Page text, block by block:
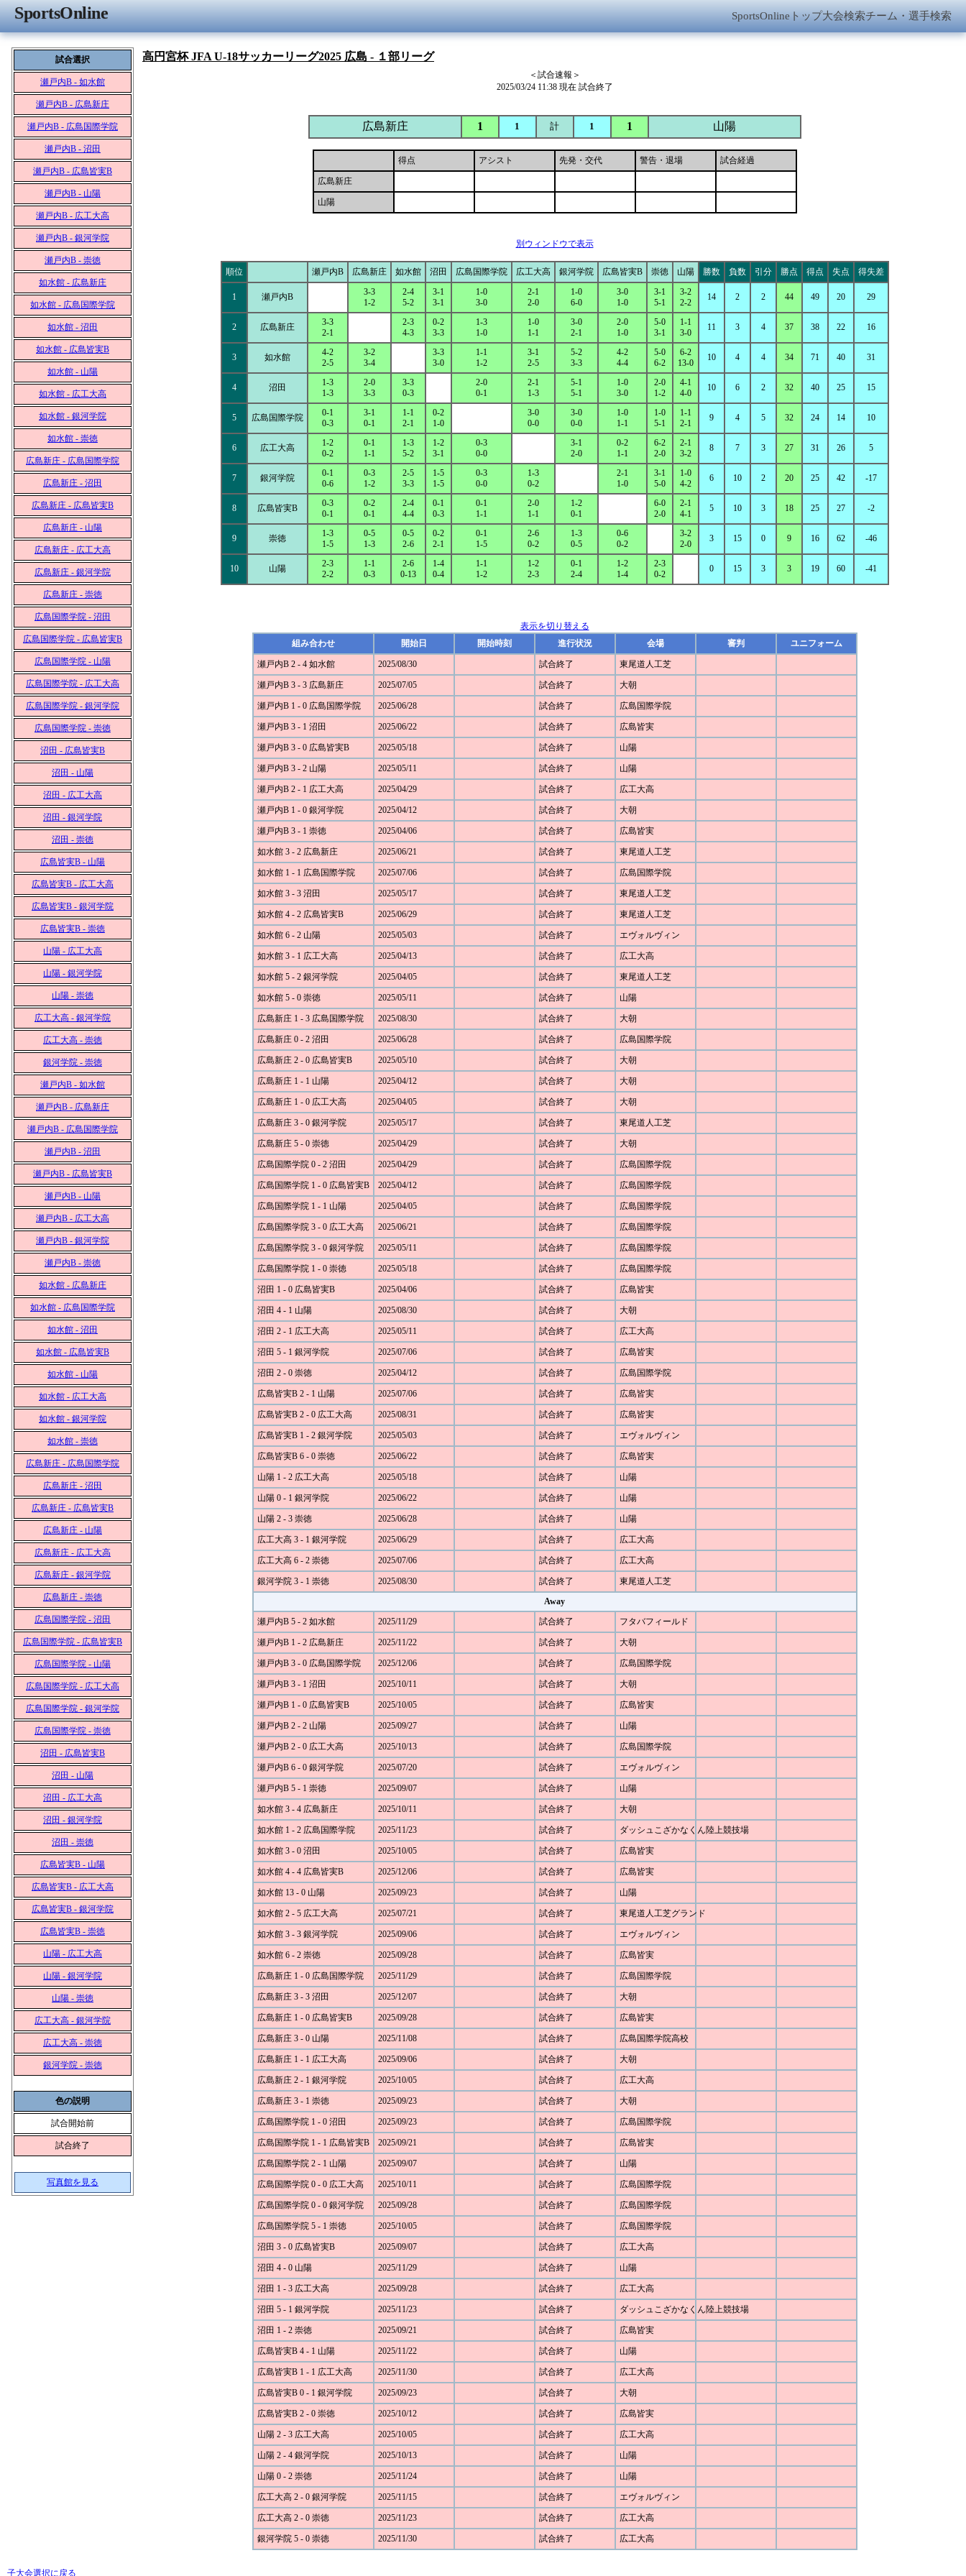
SportsOnline SportsOnlineトップ大会検索チーム・選手検索
試合選択
瀬戸内B - 如水館
瀬戸内B - 広島新庄
瀬戸内B - 広島国際学院
瀬戸内B - 沼田
瀬戸内B - 広島皆実B
瀬戸内B - 山陽
瀬戸内B - 広工大高
瀬戸内B - 銀河学院
瀬戸内B - 崇徳
如水館 - 広島新庄
如水館 - 広島国際学院
如水館 - 沼田
如水館 - 広島皆実B
如水館 - 山陽
如水館 - 広工大高
如水館 - 銀河学院
如水館 - 崇徳
広島新庄 - 広島国際学院
広島新庄 - 沼田
広島新庄 - 広島皆実B
広島新庄 - 山陽
広島新庄 - 広工大高
広島新庄 - 銀河学院
広島新庄 - 崇徳
広島国際学院 - 沼田
広島国際学院 - 広島皆実B
広島国際学院 - 山陽
広島国際学院 - 広工大高
広島国際学院 - 銀河学院
広島国際学院 - 崇徳
沼田 - 広島皆実B
沼田 - 山陽
沼田 - 広工大高
沼田 - 銀河学院
沼田 - 崇徳
広島皆実B - 山陽
広島皆実B - 広工大高
広島皆実B - 銀河学院
広島皆実B - 崇徳
山陽 - 広工大高
山陽 - 銀河学院
山陽 - 崇徳
広工大高 - 銀河学院
広工大高 - 崇徳
銀河学院 - 崇徳
瀬戸内B - 如水館
瀬戸内B - 広島新庄
瀬戸内B - 広島国際学院
瀬戸内B - 沼田
瀬戸内B - 広島皆実B
瀬戸内B - 山陽
瀬戸内B - 広工大高
瀬戸内B - 銀河学院
瀬戸内B - 崇徳
如水館 - 広島新庄
如水館 - 広島国際学院
如水館 - 沼田
如水館 - 広島皆実B
如水館 - 山陽
如水館 - 広工大高
如水館 - 銀河学院
如水館 - 崇徳
広島新庄 - 広島国際学院
広島新庄 - 沼田
広島新庄 - 広島皆実B
広島新庄 - 山陽
広島新庄 - 広工大高
広島新庄 - 銀河学院
広島新庄 - 崇徳
広島国際学院 - 沼田
広島国際学院 - 広島皆実B
広島国際学院 - 山陽
広島国際学院 - 広工大高
広島国際学院 - 銀河学院
広島国際学院 - 崇徳
沼田 - 広島皆実B
沼田 - 山陽
沼田 - 広工大高
沼田 - 銀河学院
沼田 - 崇徳
広島皆実B - 山陽
広島皆実B - 広工大高
広島皆実B - 銀河学院
広島皆実B - 崇徳
山陽 - 広工大高
山陽 - 銀河学院
山陽 - 崇徳
広工大高 - 銀河学院
広工大高 - 崇徳
銀河学院 - 崇徳
色の説明
試合開始前
試合終了
写真館を見る
高円宮杯 JFA U-18サッカーリーグ2025 広島 - １部リーグ
＜試合速報＞
2025/03/24 11:38 現在 試合終了
広島新庄 1 1 計 1 1 山陽
得点 アシスト 先発・交代 警告・退場 試合経過
広島新庄
山陽
別ウィンドウで表示
順位 瀬戸内B 広島新庄 如水館 沼田 広島国際学院 広工大高 銀河学院 広島皆実B 崇徳 山陽 勝数 負数 引分 勝点 得点 失点 得失差
1 瀬戸内B
3-3
1-2
2-4
5-2
3-1
3-1
1-0
3-0
2-1
2-0
1-0
6-0
3-0
1-0
3-1
5-1
3-2
2-2
14 2 2 44 49 20 29
2 広島新庄
3-3
2-1
2-3
4-3
0-2
3-3
1-3
1-0
1-0
1-1
3-0
2-1
2-0
1-0
5-0
3-1
1-1
3-0
11 3 4 37 38 22 16
3 如水館
4-2
2-5
3-2
3-4
3-3
3-0
1-1
1-2
3-1
2-5
5-2
3-3
4-2
4-4
5-0
6-2
6-2
13-0
10 4 4 34 71 40 31
4 沼田
1-3
1-3
2-0
3-3
3-3
0-3
2-0
0-1
2-1
1-3
5-1
5-1
1-0
3-0
2-0
1-2
4-1
4-0
10 6 2 32 40 25 15
5 広島国際学院
0-1
0-3
3-1
0-1
1-1
2-1
0-2
1-0
3-0
0-0
3-0
0-0
1-0
1-1
1-0
5-1
1-1
2-1
9 4 5 32 24 14 10
6 広工大高
1-2
0-2
0-1
1-1
1-3
5-2
1-2
3-1
0-3
0-0
3-1
2-0
0-2
1-1
6-2
2-0
2-1
3-2
8 7 3 27 31 26 5
7 銀河学院
0-1
0-6
0-3
1-2
2-5
3-3
1-5
1-5
0-3
0-0
1-3
0-2
2-1
1-0
3-1
5-0
1-0
4-2
6 10 2 20 25 42 -17
8 広島皆実B
0-3
0-1
0-2
0-1
2-4
4-4
0-1
0-3
0-1
1-1
2-0
1-1
1-2
0-1
6-0
2-0
2-1
4-1
5 10 3 18 25 27 -2
9 崇徳
1-3
1-5
0-5
1-3
0-5
2-6
0-2
2-1
0-1
1-5
2-6
0-2
1-3
0-5
0-6
0-2
3-2
2-0
3 15 0 9 16 62 -46
10 山陽
2-3
2-2
1-1
0-3
2-6
0-13
1-4
0-4
1-1
1-2
1-2
2-3
0-1
2-4
1-2
1-4
2-3
0-2
0 15 3 3 19 60 -41
表示を切り替える
組み合わせ
開始日 開始時刻 進行状況 会場 審判 ユニフォーム
瀬戸内B 2 - 4 如水館 2025/08/30 試合終了 東尾道人工芝
瀬戸内B 3 - 3 広島新庄 2025/07/05 試合終了 大朝
瀬戸内B 1 - 0 広島国際学院 2025/06/28 試合終了 広島国際学院
瀬戸内B 3 - 1 沼田 2025/06/22 試合終了 広島皆実
瀬戸内B 3 - 0 広島皆実B 2025/05/18 試合終了 山陽
瀬戸内B 3 - 2 山陽 2025/05/11 試合終了 山陽
瀬戸内B 2 - 1 広工大高 2025/04/29 試合終了 広工大高
瀬戸内B 1 - 0 銀河学院 2025/04/12 試合終了 大朝
瀬戸内B 3 - 1 崇徳 2025/04/06 試合終了 広島皆実
如水館 3 - 2 広島新庄 2025/06/21 試合終了 東尾道人工芝
如水館 1 - 1 広島国際学院 2025/07/06 試合終了 広島国際学院
如水館 3 - 3 沼田 2025/05/17 試合終了 東尾道人工芝
如水館 4 - 2 広島皆実B 2025/06/29 試合終了 東尾道人工芝
如水館 6 - 2 山陽 2025/05/03 試合終了 エヴォルヴィン
如水館 3 - 1 広工大高 2025/04/13 試合終了 広工大高
如水館 5 - 2 銀河学院 2025/04/05 試合終了 東尾道人工芝
如水館 5 - 0 崇徳 2025/05/11 試合終了 山陽
広島新庄 1 - 3 広島国際学院 2025/08/30 試合終了 大朝
広島新庄 0 - 2 沼田 2025/06/28 試合終了 広島国際学院
広島新庄 2 - 0 広島皆実B 2025/05/10 試合終了 大朝
広島新庄 1 - 1 山陽 2025/04/12 試合終了 大朝
広島新庄 1 - 0 広工大高 2025/04/05 試合終了 大朝
広島新庄 3 - 0 銀河学院 2025/05/17 試合終了 東尾道人工芝
広島新庄 5 - 0 崇徳 2025/04/29 試合終了 大朝
広島国際学院 0 - 2 沼田 2025/04/29 試合終了 広島国際学院
広島国際学院 1 - 0 広島皆実B 2025/04/12 試合終了 広島国際学院
広島国際学院 1 - 1 山陽 2025/04/05 試合終了 広島国際学院
広島国際学院 3 - 0 広工大高 2025/06/21 試合終了 広島国際学院
広島国際学院 3 - 0 銀河学院 2025/05/11 試合終了 広島国際学院
広島国際学院 1 - 0 崇徳 2025/05/18 試合終了 広島国際学院
沼田 1 - 0 広島皆実B 2025/04/06 試合終了 広島皆実
沼田 4 - 1 山陽 2025/08/30 試合終了 大朝
沼田 2 - 1 広工大高 2025/05/11 試合終了 広工大高
沼田 5 - 1 銀河学院 2025/07/06 試合終了 広島皆実
沼田 2 - 0 崇徳 2025/04/12 試合終了 広島国際学院
広島皆実B 2 - 1 山陽 2025/07/06 試合終了 広島皆実
広島皆実B 2 - 0 広工大高 2025/08/31 試合終了 広島皆実
広島皆実B 1 - 2 銀河学院 2025/05/03 試合終了 エヴォルヴィン
広島皆実B 6 - 0 崇徳 2025/06/22 試合終了 広島皆実
山陽 1 - 2 広工大高 2025/05/18 試合終了 山陽
山陽 0 - 1 銀河学院 2025/06/22 試合終了 山陽
山陽 2 - 3 崇徳 2025/06/28 試合終了 山陽
広工大高 3 - 1 銀河学院 2025/06/29 試合終了 広工大高
広工大高 6 - 2 崇徳 2025/07/06 試合終了 広工大高
銀河学院 3 - 1 崇徳 2025/08/30 試合終了
東尾道人工芝
Away
瀬戸内B 5 - 2 如水館
2025/11/29 試合終了 フタバフィールド
瀬戸内B 1 - 2 広島新庄 2025/11/22 試合終了 大朝
瀬戸内B 3 - 0 広島国際学院 2025/12/06 試合終了 広島国際学院
瀬戸内B 3 - 1 沼田 2025/10/11 試合終了 大朝
瀬戸内B 1 - 0 広島皆実B 2025/10/05 試合終了 広島皆実
瀬戸内B 2 - 2 山陽 2025/09/27 試合終了 山陽
瀬戸内B 2 - 0 広工大高 2025/10/13 試合終了 広島国際学院
瀬戸内B 6 - 0 銀河学院 2025/07/20 試合終了 エヴォルヴィン
瀬戸内B 5 - 1 崇徳 2025/09/07 試合終了 山陽
如水館 3 - 4 広島新庄 2025/10/11 試合終了 大朝
如水館 1 - 2 広島国際学院 2025/11/23 試合終了 ダッシュこざかなくん陸上競技場
如水館 3 - 0 沼田 2025/10/05 試合終了 広島皆実
如水館 4 - 4 広島皆実B 2025/12/06 試合終了 広島皆実
如水館 13 - 0 山陽 2025/09/23 試合終了 山陽
如水館 2 - 5 広工大高 2025/07/21 試合終了 東尾道人工芝グランド
如水館 3 - 3 銀河学院 2025/09/06 試合終了 エヴォルヴィン
如水館 6 - 2 崇徳 2025/09/28 試合終了 広島皆実
広島新庄 1 - 0 広島国際学院 2025/11/29 試合終了 広島国際学院
広島新庄 3 - 3 沼田 2025/12/07 試合終了 大朝
広島新庄 1 - 0 広島皆実B 2025/09/28 試合終了 広島皆実
広島新庄 3 - 0 山陽 2025/11/08 試合終了 広島国際学院高校
広島新庄 1 - 1 広工大高 2025/09/06 試合終了 大朝
広島新庄 2 - 1 銀河学院 2025/10/05 試合終了 広工大高
広島新庄 3 - 1 崇徳 2025/09/23 試合終了 大朝
広島国際学院 1 - 0 沼田 2025/09/23 試合終了 広島国際学院
広島国際学院 1 - 1 広島皆実B 2025/09/21 試合終了 広島皆実
広島国際学院 2 - 1 山陽 2025/09/07 試合終了 山陽
広島国際学院 0 - 0 広工大高 2025/10/11 試合終了 広島国際学院
広島国際学院 0 - 0 銀河学院 2025/09/28 試合終了 広島国際学院
広島国際学院 5 - 1 崇徳 2025/10/05 試合終了 広島国際学院
沼田 3 - 0 広島皆実B 2025/09/07 試合終了 広工大高
沼田 4 - 0 山陽 2025/11/29 試合終了 山陽
沼田 1 - 3 広工大高 2025/09/28 試合終了 広工大高
沼田 5 - 1 銀河学院 2025/11/23 試合終了 ダッシュこざかなくん陸上競技場
沼田 1 - 2 崇徳 2025/09/21 試合終了 広島皆実
広島皆実B 4 - 1 山陽 2025/11/22 試合終了 山陽
広島皆実B 1 - 1 広工大高 2025/11/30 試合終了 広工大高
広島皆実B 0 - 1 銀河学院 2025/09/23 試合終了 大朝
広島皆実B 2 - 0 崇徳 2025/10/12 試合終了 広島皆実
山陽 2 - 3 広工大高 2025/10/05 試合終了 広工大高
山陽 2 - 4 銀河学院 2025/10/13 試合終了 山陽
山陽 0 - 2 崇徳 2025/11/24 試合終了 山陽
広工大高 2 - 0 銀河学院 2025/11/15 試合終了 エヴォルヴィン
広工大高 2 - 0 崇徳 2025/11/23 試合終了 広工大高
銀河学院 5 - 0 崇徳 2025/11/30 試合終了 広工大高
子大会選択に戻る